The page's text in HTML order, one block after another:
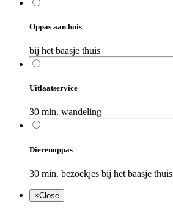
Oppas aan huis
bij het baasje thuis
Uitlaatservice
30 min. wandeling
Dierenoppas
30 min. bezoekjes bij het baasje thuis
×Close